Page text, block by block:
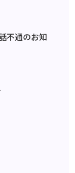
不通のお知